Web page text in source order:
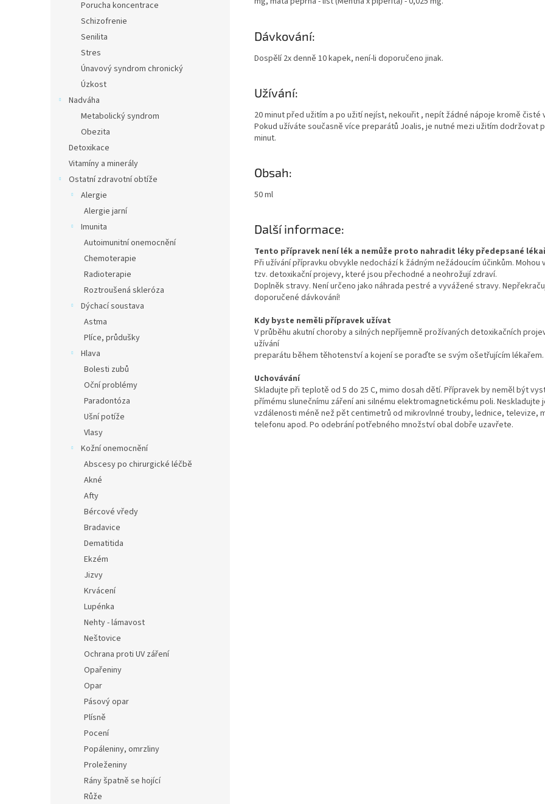
Porucha koncentrace
Schizofrenie
Senilita
Stres
Únavový syndrom chronický
Úzkost
Nadváha
Metabolický syndrom
Obezita
Detoxikace
Vitamíny a minerály
Ostatní zdravotní obtíže
Alergie
Alergie jarní
Imunita
Autoimunitní onemocnění
Chemoterapie
Radioterapie
Roztroušená skleróza
Dýchací soustava
Astma
Plíce, průdušky
Hlava
Bolesti zubů
Oční problémy
Paradontóza
Ušní potíže
Vlasy
Kožní onemocnění
Abscesy po chirurgické léčbě
Akné
Afty
Bércové vředy
Bradavice
Dematitida
Ekzém
Jizvy
Krvácení
Lupénka
Nehty - lámavost
Neštovice
Ochrana proti UV záření
Opařeniny
Opar
Pásový opar
Plísně
Pocení
Popáleniny, omrzliny
Proleženiny
Rány špatně se hojící
Růže
Dávkování:
Dospělí 2x denně 10 kapek, není-li doporučeno jinak.
Užívání:
20 minut před užitím a po užití nejíst, nekouřit , nepít žádné nápoje kromě čisté
Pokud užíváte současně více preparátů Joalis, je nutné mezi užitím dodržovat
minut.
Obsah:
50 ml
Další informace:
Tento přípravek není lék a nemůže proto nahradit léky předepsané
Při užívání přípravku obvykle nedochází k žádným nežádoucím účinkům. Mohou
tzv. detoxikační projevy, které jsou přechodné a neohrožují zdraví.
Doplněk stravy. Není určeno jako náhrada pestré a vyvážené stravy.
doporučené dávkování!
Kdy byste neměli přípravek užívat
V průběhu akutní choroby a silných nepříjemně prožívaných detoxikačních
užívání
preparátu během těhotenství a kojení se poraďte se svým ošetřujícím lékařem.
Uchovávání
Skladujte při teplotě od 5 do 25 C, mimo dosah dětí. Přípravek by neměl být
přímému slunečnímu záření ani silnému elektromagnetickému poli. Neskladujte
vzdálenosti méně než pět centimetrů od mikrovlnné trouby, lednice, televize,
telefonu apod. Po odebrání potřebného množství obal dobře uzavřete.